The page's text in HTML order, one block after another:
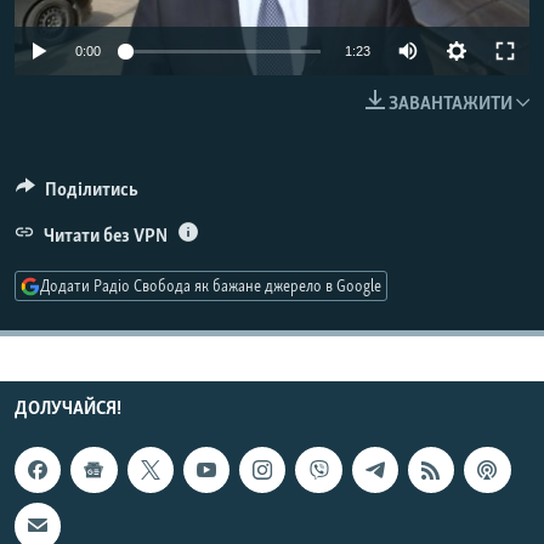
МУЛЬТИМЕДІА
ФОТО
УКР
КТАТ
ДОЛУЧАЙСЯ!
0:00 1:23
ЗАВАНТАЖИТИ
Поділитись
Читати без VPN
Додати Радіо Свобода як бажане джерело в Google
ДОЛУЧАЙСЯ!